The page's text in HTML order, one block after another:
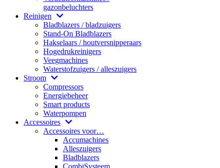
gazonbeluchters
Reinigen
Bladblazers / bladzuigers
Stand-On Bladblazers
Hakselaars / houtversnipperaars
Hogedrukreinigers
Veegmachines
Waterstofzuigers / alleszuigers
Stroom
Compressors
Energiebeheer
Smart products
Waterpompen
Accessoires
Accessoires voor…
Accumachines
Alleszuigers
Bladblazers
CombiSysteem